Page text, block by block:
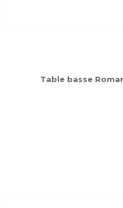
Table basse